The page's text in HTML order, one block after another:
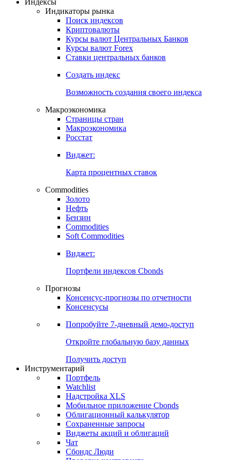
Индексы
Индикаторы рынка
Поиск индексов
Криптовалюты
Курсы валют Центральных Банков
Курсы валют Forex
Ставки центральных банков
Создать индекс
Возможность создания своего индекса
Макроэкономика
Страницы стран
Макроэкономика
Росстат
Виджет:
Карта процентных ставок
Commodities
Золото
Нефть
Бензин
Commodities
Soft Commodities
Виджет:
Портфели индексов Cbonds
Прогнозы
Консенсус-прогнозы по отчетности
Консенсусы
Попробуйте 7-дневный демо-доступ
Откройте глобальную базу данных
Получить доступ
Инструментарий
Портфель
Watchlist
Надстройка XLS
Мобильное приложение Cbonds
Облигационный калькулятор
Сохраненные запросы
Виджеты акций и облигаций
Чат
Сбондс Люди